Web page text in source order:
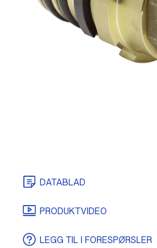
DATABLAD
SERTIFIKATER
TEGNINGER/MODELLER
PRODUKTVIDEO
LEGG TIL I FORESPØRSLER